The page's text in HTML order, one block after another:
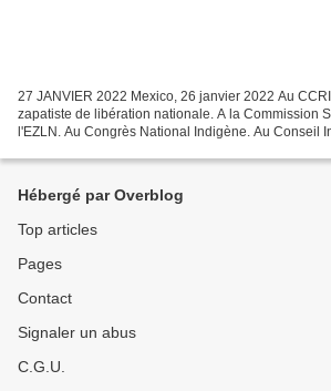
27 JANVIER 2022 Mexico, 26 janvier 2022 Au
zapatiste de libération nationale. A la Commission
l'EZLN. Au Congrès National Indigène. Au Conseil
Hébergé par Overblog
Top articles
Pages
Contact
Signaler un abus
C.G.U.